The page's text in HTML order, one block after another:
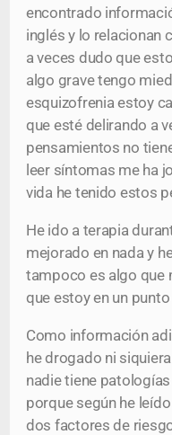
encontrado
inglés y lo relacionan
a veces dudo que
algo grave tengo
esquizofrenia estoy
que esté delirando a
pensamientos no
leer síntomas me ha
vida he tenido estos
He ido a terapia
mejorado en nada y
tampoco es algo que
que estoy en un
Como información
he drogado ni
nadie tiene
porque según he
dos factores de